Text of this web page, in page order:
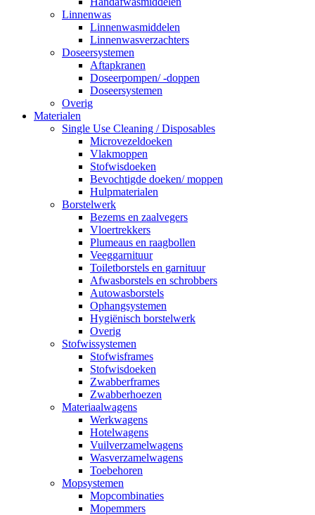
Linnenwas
Linnenwasmiddelen
Linnenwasverzachters
Doseersystemen
Aftapkranen
Doseerpompen/ -doppen
Doseersystemen
Overig
Materialen
Single Use Cleaning / Disposables
Microvezeldoeken
Vlakmoppen
Stofwisdoeken
Bevochtigde doeken/ moppen
Hulpmaterialen
Borstelwerk
Bezems en zaalvegers
Vloertrekkers
Plumeaus en raagbollen
Veeggarnituur
Toiletborstels en garnituur
Afwasborstels en schrobbers
Autowasborstels
Ophangsystemen
Hygiënisch borstelwerk
Overig
Stofwissystemen
Stofwisframes
Stofwisdoeken
Zwabberframes
Zwabberhoezen
Materiaalwagens
Werkwagens
Hotelwagens
Vuilverzamelwagens
Wasverzamelwagens
Toebehoren
Mopsystemen
Mopcombinaties
Mopemmers